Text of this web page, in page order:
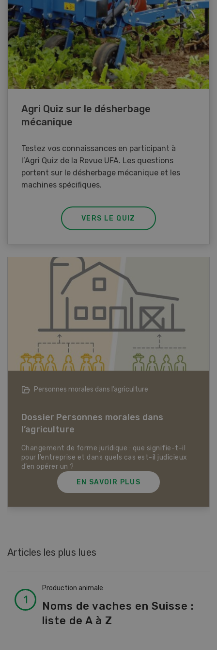
Agri Quiz sur le désherbage
mécanique
Testez vos connaissances en participant à
l’Agri Quiz de la Revue UFA. Les questions
portent sur le désherbage mécanique et les
machines spécifiques.
VERS LE QUIZ
Articles biologiques
Dossier Articles biologiques
EN SAVOIR PLUS
Articles les plus lues
Production animale
Noms de vaches en Suisse :
liste de A à Z